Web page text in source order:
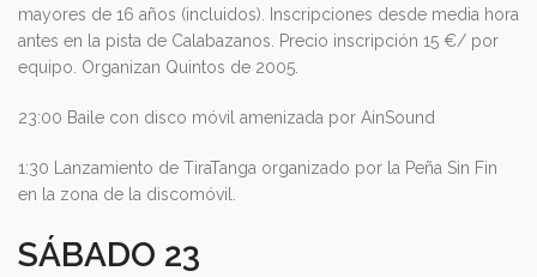
mayores de 16 años (incluidos). Inscripciones desde media hora
antes en la pista de Calabazanos. Precio inscripción 15 €/ por
equipo. Organizan Quintos de 2005.
23:00 Baile con disco móvil amenizada por AinSound
1:30 Lanzamiento de TiraTanga organizado por la Peña Sin Fin
en la zona de la discomóvil.
SÁBADO 23